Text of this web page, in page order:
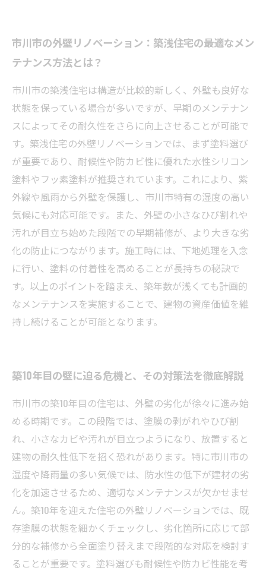
ベーション成功の秘訣
気候に合った外壁リノベーションで市川市の住
宅を長持ちさせよう
外壁リノベーションで変わる！市川市の住宅価
値を守る最新技術
初心者必見！築年数による外壁塗装の選び方と
リノベーションのポイント
市川市の外壁リノベーション：築浅住宅の最適なメン
テナンス方法とは？
市川市の築浅住宅は構造が比較的新しく、外壁も良好な
状態を保っている場合が多いですが、早期のメンテナン
スによってその耐久性をさらに向上させることが可能で
す。築浅住宅の外壁リノベーションでは、まず塗料選び
が重要であり、耐候性や防カビ性に優れた水性シリコン
塗料やフッ素塗料が推奨されています。これにより、紫
外線や風雨から外壁を保護し、市川市特有の湿度の高い
気候にも対応可能です。また、外壁の小さなひび割れや
汚れが目立ち始めた段階での早期補修が、より大きな劣
化の防止につながります。施工時には、下地処理を入念
に行い、塗料の付着性を高めることが長持ちの秘訣で
す。以上のポイントを踏まえ、築年数が浅くても計画的
なメンテナンスを実施することで、建物の資産価値を維
持し続けることが可能となります。
築10年目の壁に迫る危機と、その対策法を徹底解説
市川市の築10年目の住宅は、外壁の劣化が徐々に進み始
める時期です。この段階では、塗膜の剥がれやひび割
れ、小さなカビや汚れが目立つようになり、放置すると
建物の耐久性低下を招く恐れがあります。特に市川市の
湿度や降雨量の多い気候では、防水性の低下が建材の劣
化を加速させるため、適切なメンテナンスが欠かせませ
ん。築10年を迎えた住宅の外壁リノベーションでは、既
存塗膜の状態を細かくチェックし、劣化箇所に応じて部
分的な補修から全面塗り替えまで段階的な対応を検討す
ることが重要です。塗料選びも耐候性や防カビ性能を考